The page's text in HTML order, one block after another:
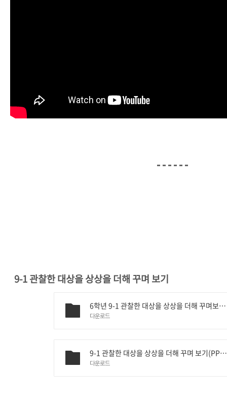
9-1 관찰한 대상을 상상을 더해 꾸며 보기
6학년 9-1 관찰한 대상을 상상을 더해 꾸며보기(지도안).hwp
다운로드
9-1 관찰한 대상을 상상을 더해 꾸며 보기(PPT).pdf
다운로드